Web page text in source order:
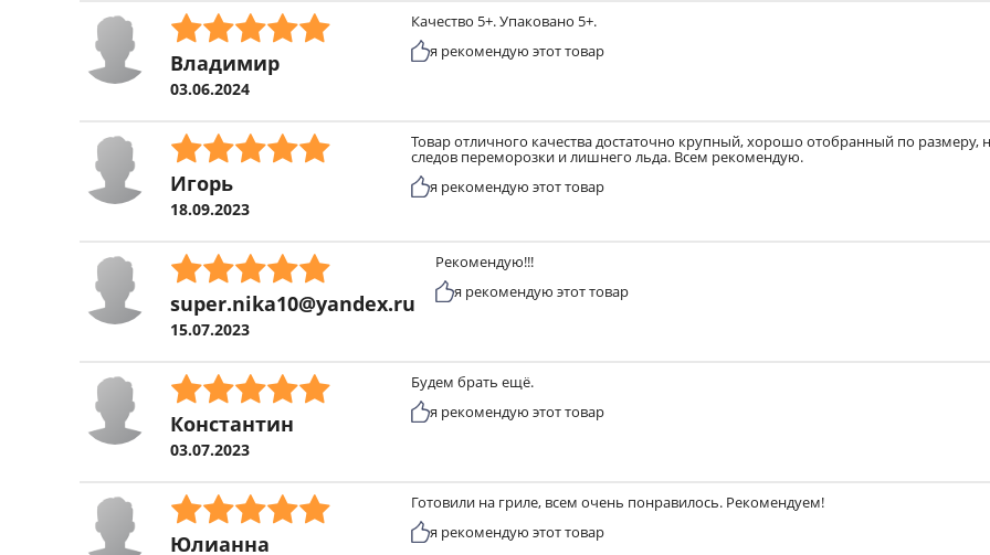
Владимир
03.06.2024
Качество 5+. Упаковано 5+.
я рекомендую этот товар
Игорь
18.09.2023
Товар отличного качества достаточно крупный, хорошо отобранный по размеру,
следов переморозки и лишнего льда. Всем рекомендую.
я рекомендую этот товар
super.nika10@yandex.ru
15.07.2023
Рекомендую!!!
я рекомендую этот товар
Константин
03.07.2023
Будем брать ещё.
я рекомендую этот товар
Юлианна
Готовили на гриле, всем очень понравилось. Рекомендуем!
я рекомендую этот товар